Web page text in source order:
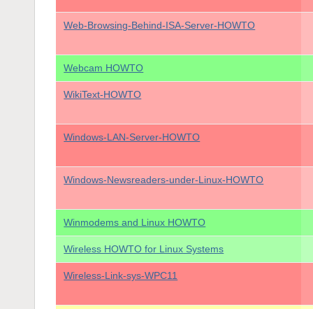
Web-Browsing-Behind-ISA-Server-HOWTO
Webcam HOWTO
WikiText-HOWTO
Windows-LAN-Server-HOWTO
Windows-Newsreaders-under-Linux-HOWTO
Winmodems and Linux HOWTO
Wireless HOWTO for Linux Systems
Wireless-Link-sys-WPC11